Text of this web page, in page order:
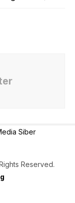
Siber
Rights Reserved.